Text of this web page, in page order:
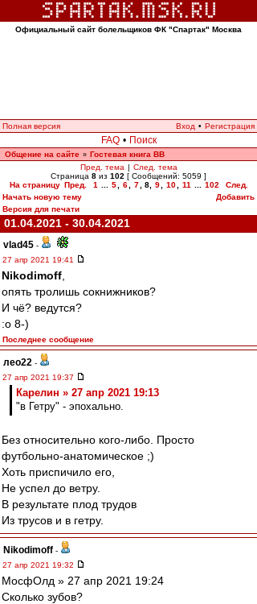
Официальный сайт болельщиков ФК "Спартак" Москва
Полная версия Вход • Регистрация
FAQ • Поиск
Общение на сайте » Гостевая книга ВВ
Пред. тема | След. тема
Страница 8 из 102 [ Сообщений: 5059 ]
На страницу Пред. 1 5 6 7 8, 9 10 11 102
След.
Начать новую тему
Добавить
Версия для печати
01.04.2021 - 30.04.2021
vlad45 -
27 апр 2021 19:41
Nikodimoff
опять тролишь сокнижников?
И чё? ведутся?
:o 8-)
Последнее сообщение
лео22 -
27 апр 2021 19:37
Карелин » 27 апр 2021 19:13
"в Гетру" - эпохально.
Без относительно кого-либо. Просто
футбольно-анатомическое ;)
Хоть приспичило его,
Не успел до ветру.
В результате плод трудов
Из трусов и в гетру.
Nikodimoff -
27 апр 2021 19:32
МосфОлд » 27 апр 2021 19:24
Сколько зубов?